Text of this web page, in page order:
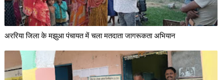
अररिया जिला के मझुआ पंचायत में चला मतदाता जागरूकता अभियान